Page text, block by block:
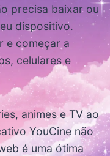
precisa baixar ou
dispositivo.
e começar a
celulares e
animes e TV ao
YouCine não
é uma ótima